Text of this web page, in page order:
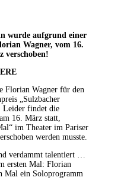
wurde aufgrund einer
Wagner, vom 16.
verschoben!
Florian Wagner für den
„Sulzbacher
Leider findet die
16. März statt,
im Theater im Pariser
werden musste.
verdammt talentiert …
ersten Mal: Florian
Mal ein Soloprogramm